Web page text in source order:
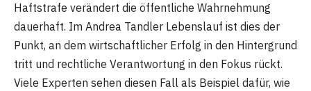
Haftstrafe verändert die öffentliche Wahrnehmung
dauerhaft. Im Andrea Tandler Lebenslauf ist dies der
Punkt, an dem wirtschaftlicher Erfolg in den Hintergrund
tritt und rechtliche Verantwortung in den Fokus rückt.
Viele Experten sehen diesen Fall als Beispiel dafür, wie